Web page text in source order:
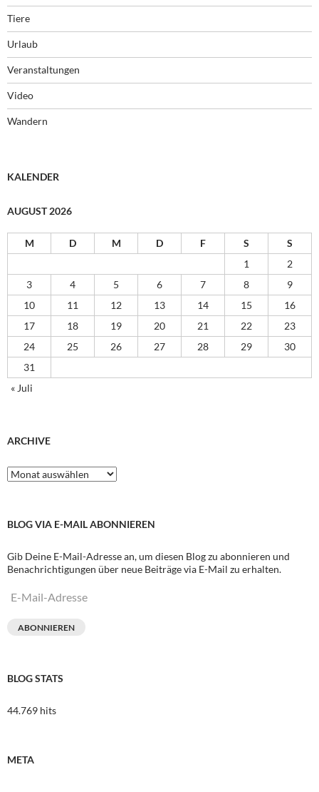
Tiere
Urlaub
Veranstaltungen
Video
Wandern
KALENDER
AUGUST 2026
M D M D F S
S
1
2
3
4 5 6 7 8
9
10
11 12 13 14 15
16
17
18 19 20 21 22
23
24
25 26 27 28 29
30
31
« Juli
ARCHIVE
Archive
BLOG VIA E-MAIL ABONNIEREN
Gib Deine E-Mail-Adresse an, um diesen Blog zu abonnieren und
Benachrichtigungen über neue Beiträge via E-Mail zu erhalten.
E-
ABONNIEREN
BLOG STATS
44.769 hits
META